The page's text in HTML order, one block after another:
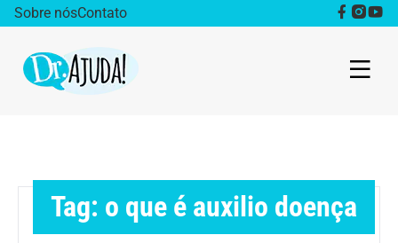
Sobre nósContato
Obesidade
Destaque
Tag: o que é auxilio doença